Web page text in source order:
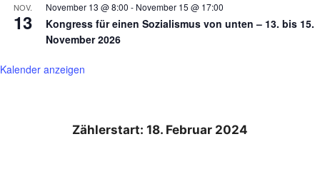
NOV.
13
November 13 @ 8:00 - November 15 @ 17:00
Kongress für einen Sozialismus von unten – 13. bis 15.
November 2026
Kalender anzeigen
Zählerstart: 18. Februar 2024